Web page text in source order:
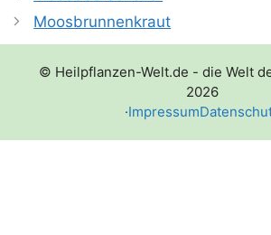
Moosbrunnenkraut
© Heilpflanzen-Welt.de - die Welt
2026
·Impressum